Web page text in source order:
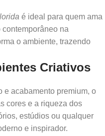
é ideal para quem ama
na
o ambiente, trazendo
Criativos
e acabamento premium, o
cores e a riqueza dos
estúdios ou qualquer
e inspirador.